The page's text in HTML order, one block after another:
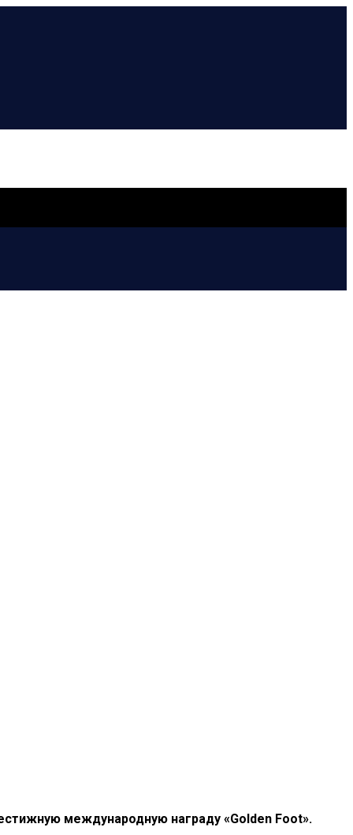
международную награду «Golden Foot».